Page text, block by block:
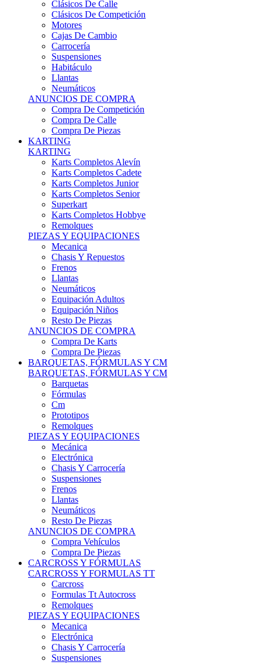
Motores
Cajas De Cambio
Carrocería
Suspensiones
Habitáculo
Llantas
Neumáticos
ANUNCIOS DE COMPRA
Compra De Competición
Compra De Calle
Compra De Piezas
KARTING
KARTING
Karts Completos Alevín
Karts Completos Cadete
Karts Completos Junior
Karts Completos Senior
Superkart
Karts Completos Hobbye
Remolques
PIEZAS Y EQUIPACIONES
Mecanica
Chasis Y Repuestos
Frenos
Llantas
Neumáticos
Equipación Adultos
Equipación Niños
Resto De Piezas
ANUNCIOS DE COMPRA
Compra De Karts
Compra De Piezas
BARQUETAS, FÓRMULAS Y CM
BARQUETAS, FÓRMULAS Y CM
Barquetas
Fórmulas
Cm
Prototipos
Remolques
PIEZAS Y EQUIPACIONES
Mecánica
Electrónica
Chasis Y Carrocería
Suspensiones
Frenos
Llantas
Neumáticos
Resto De Piezas
ANUNCIOS DE COMPRA
Compra Vehículos
Compra De Piezas
CARCROSS Y FÓRMULAS
CARCROSS Y FORMULAS TT
Carcross
Formulas Tt Autocross
Remolques
PIEZAS Y EQUIPACIONES
Mecanica
Electrónica
Chasis Y Carrocería
Suspensiones
Frenos